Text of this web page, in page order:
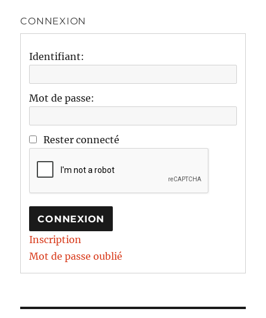
CONNEXION
Identifiant:
Mot de passe:
Rester connecté
CONNEXION
Inscription
Mot de passe oublié